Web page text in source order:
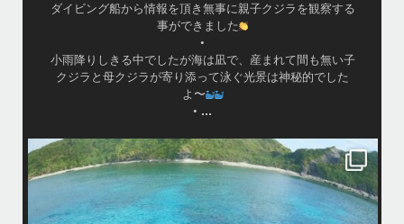
ダイビング船から情報を頂き無事に親子クジラを観察する
事ができました
•
小雨降りしきる中でしたが海は凪で、産まれて間も無い子
クジラと母クジラが寄り添って泳ぐ光景は神秘的でした
よ〜
• ...
island.message
はいさ〜い！
今年も青森高校の修学旅行～体験ダイビング～
1日目は呼吸の練習！！！
2日目は実際に泳いで遊んでみよう！